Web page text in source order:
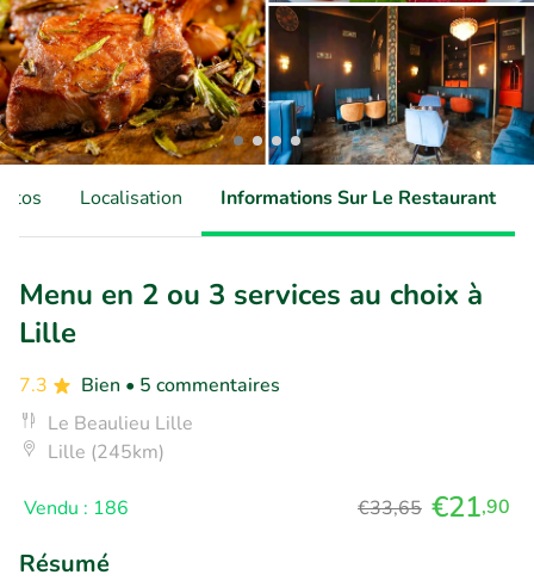
Localisation Informations Sur Le Restaurant
Menu en 2 ou 3 services au choix à
Lille
7.3 Bien • 5 commentaires
Le Beaulieu Lille
Lille (245km)
Vendu : 186 €33,65 €21,90
Résumé